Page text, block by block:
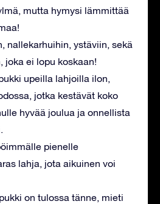
mutta hymysi lämmittää
nallekarhuihin, ystäviin, sekä
joka ei lopu koskaan!
upeilla lahjoilla ilon,
jotka kestävät koko
hyvää joulua ja onnellista
pienelle
lahja, jota aikuinen voi
on tulossa tänne, mieti